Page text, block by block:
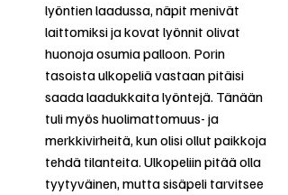
lyöntien laadussa, näpit menivät
laittomiksi ja kovat lyönnit olivat
huonoja osumia palloon. Porin
tasoista ulkopeliä vastaan pitäisi
saada laadukkaita lyöntejä. Tänään
tuli myös huolimattomuus- ja
merkkivirheitä, kun olisi ollut paikkoja
tehdä tilanteita. Ulkopeliin pitää olla
tyytyväinen, mutta sisäpeli tarvitsee